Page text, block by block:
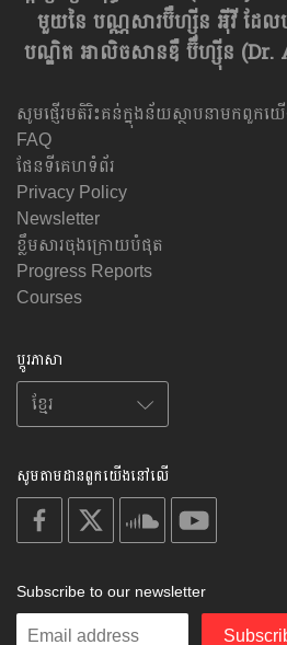
មួយនៃ បណ្ណសារប៊ឺហ្សុីន អុីវី ដែ
បណ្ឌិត អាលិចសានឌឺ ប៊ឺហ្សុីន
សូមផ្ញើរមតិរិះគន់ក្នុងន័យស្ថាបនាមកពួកយ
FAQ
ផែនទីគេហទំព័រ
Privacy Policy
Newsletter
ខ្លឹមសារចុងក្រោយបំផុត
Progress Reports
Courses
ប្តូរភាសា
សូមតាមដានពួកយើងនៅលើ
on
facebook
on on
soundcloud
on
Subscribe to our newsletter
Enter